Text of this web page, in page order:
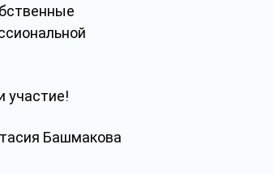
участие!
Башмакова